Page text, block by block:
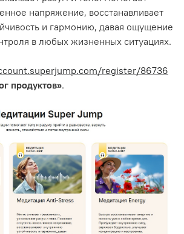
напряжение, восстанавливает
и гармонию, давая ощущение
в любых жизненных ситуациях.
register/86736
продуктов».